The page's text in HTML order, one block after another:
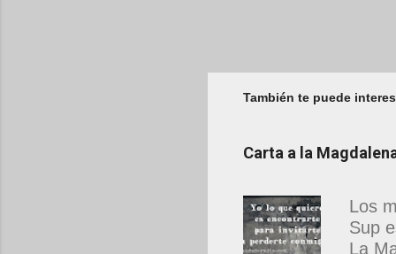
También te puede
Carta a la
Los
Sup
La